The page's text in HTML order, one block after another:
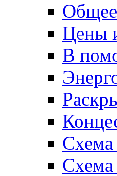
Общее
Цены
В
Схема
Схема